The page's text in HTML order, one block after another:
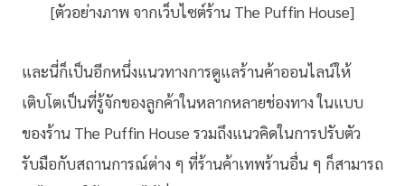
[ตัวอย่างภาพ จากเว็บไซต์ร้าน The Puffin House]
และนี่ก็เป็นอีกหนึ่งแนวทางการดูแลร้านค้าออนไลน์ให้
เติบโตเป็นที่รู้จักของลูกค้าในหลากหลายช่องทาง ในแบบ
ของร้าน The Puffin House รวมถึงแนวคิดในการปรับตัว
รับมือกับสถานการณ์ต่าง ๆ ที่ร้านค้าเทพร้านอื่น ๆ ก็สามารถ